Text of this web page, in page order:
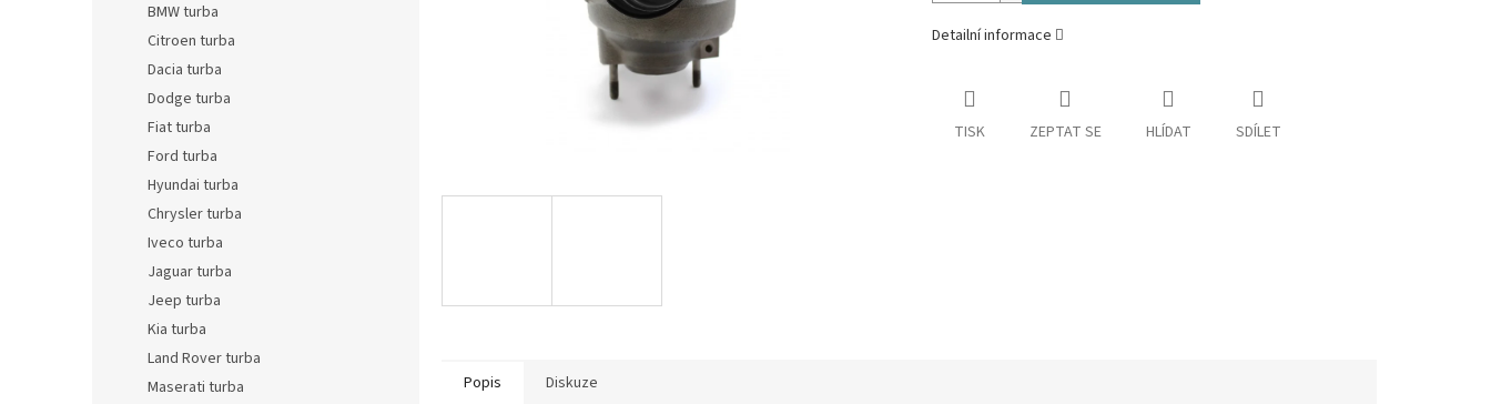
BMW turba
Citroen turba
Dacia turba
Dodge turba
Fiat turba
Ford turba
Hyundai turba
Chrysler turba
Iveco turba
Jaguar turba
Jeep turba
Kia turba
Land Rover turba
Maserati turba
Detailní informace
TISK ZEPTAT SE HLÍDAT SDÍLET
Popis Diskuze